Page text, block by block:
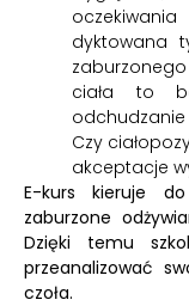
dyktowana
ciała to
odchudzanie
Czy
akceptacje
E-kurs kieruje
zaburzone
Dzięki temu
przeanalizować
czoła.